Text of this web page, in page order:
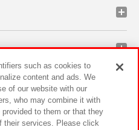
such as cookies to
content and ads. We
of our website with our
who may combine it with
to them or that they
their services. Please click